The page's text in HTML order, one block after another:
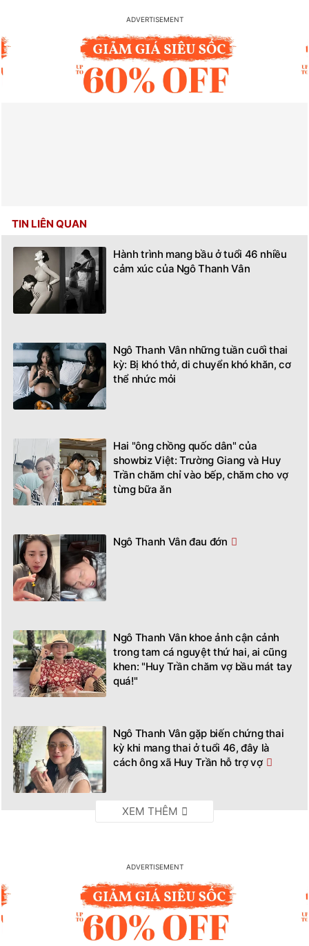
TIN LIÊN QUAN
Hành trình mang bầu ở tuổi 46 nhiều
cảm xúc của Ngô Thanh Vân
Ngô Thanh Vân những tuần cuối thai
kỳ: Bị khó thở, di chuyển khó khăn, cơ
thể nhức mỏi
Hai "ông chồng quốc dân" của
showbiz Việt: Trường Giang và Huy
Trần chăm chỉ vào bếp, chăm cho vợ
từng bữa ăn
Ngô Thanh Vân đau đớn
Ngô Thanh Vân khoe ảnh cận cảnh
trong tam cá nguyệt thứ hai, ai cũng
khen: "Huy Trần chăm vợ bầu mát tay
quá!"
Ngô Thanh Vân gặp biến chứng thai
kỳ khi mang thai ở tuổi 46, đây là
cách ông xã Huy Trần hỗ trợ vợ